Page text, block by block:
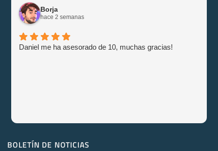
Borja
hace 2 semanas
Daniel me ha asesorado de 10, muchas gracias!
BOLETÍN DE NOTICIAS